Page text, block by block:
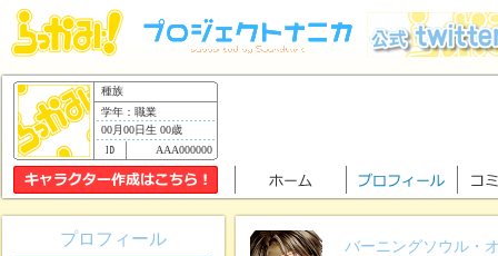
種族
学年：職業
00月00日生 00歳
AAA000000
バーニングソウル・
プロフィール